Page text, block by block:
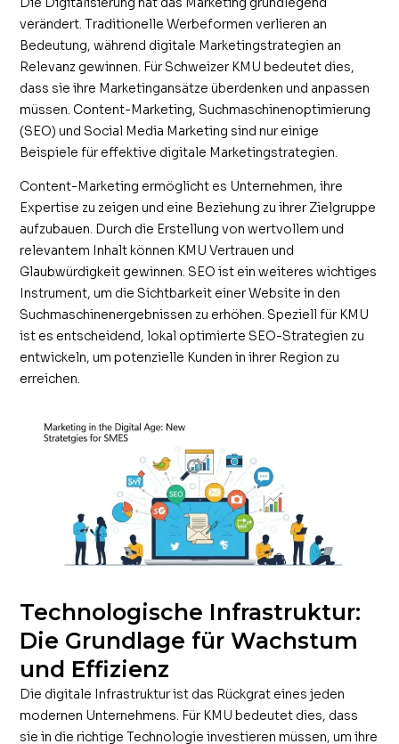
verändert. Traditionelle Werbeformen verlieren an
Bedeutung, während digitale Marketingstrategien an
Relevanz gewinnen. Für Schweizer KMU bedeutet dies,
dass sie ihre Marketingansätze überdenken und anpassen
müssen. Content-Marketing, Suchmaschinenoptimierung
(SEO) und Social Media Marketing sind nur einige
Beispiele für effektive digitale Marketingstrategien.
Content-Marketing ermöglicht es Unternehmen, ihre
Expertise zu zeigen und eine Beziehung zu ihrer Zielgruppe
aufzubauen. Durch die Erstellung von wertvollem und
relevantem Inhalt können KMU Vertrauen und
Glaubwürdigkeit gewinnen. SEO ist ein weiteres wichtiges
Instrument, um die Sichtbarkeit einer Website in den
Suchmaschinenergebnissen zu erhöhen. Speziell für KMU
ist es entscheidend, lokal optimierte SEO-Strategien zu
entwickeln, um potenzielle Kunden in ihrer Region zu
erreichen.
Technologische Infrastruktur:
Die Grundlage für Wachstum
und Effizienz
Die digitale Infrastruktur ist das Rückgrat eines jeden
modernen Unternehmens. Für KMU bedeutet dies, dass
sie in die richtige Technologie investieren müssen, um ihre